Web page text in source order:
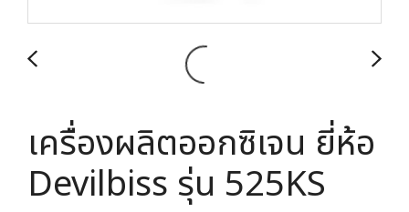
เครื่องผลิตออกซิเจน ยี่ห้อ
Devilbiss รุ่น 525KS